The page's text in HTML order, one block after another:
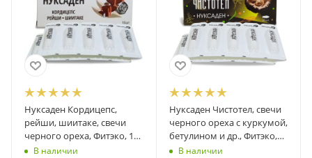
Нуксаден Кордицепс,
рейши, шиитаке, свечи
черного ореха, Фитэко, 10
штВ наличии
Нуксаден Чистотел, свечи
черного ореха с куркумой,
бетулином и др., Фитэко,
10 шт
В наличии